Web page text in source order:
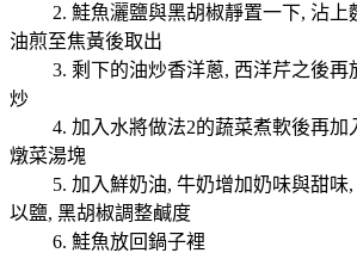
2. 鮭魚灑鹽與黑胡椒靜置一下, 沾上
油煎至焦黃後取出
3. 剩下的油炒香洋蔥, 西洋芹之後再
炒
4. 加入水將做法2的蔬菜煮軟後再加
燉菜湯塊
5. 加入鮮奶油, 牛奶增加奶味與甜味,
以鹽, 黑胡椒調整鹹度
6. 鮭魚放回鍋子裡